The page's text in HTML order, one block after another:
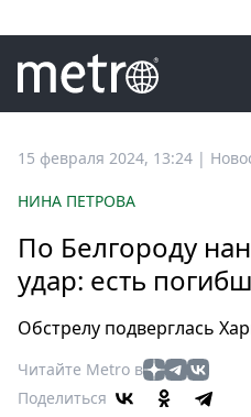
Все
Россия
Мир
Еда
Туризм
Мода
15 февраля 2024, 13:24 |
НИНА ПЕТРОВА
По Белгороду
удар: есть
Обстрелу подверглась
Читайте Metro в
Поделиться